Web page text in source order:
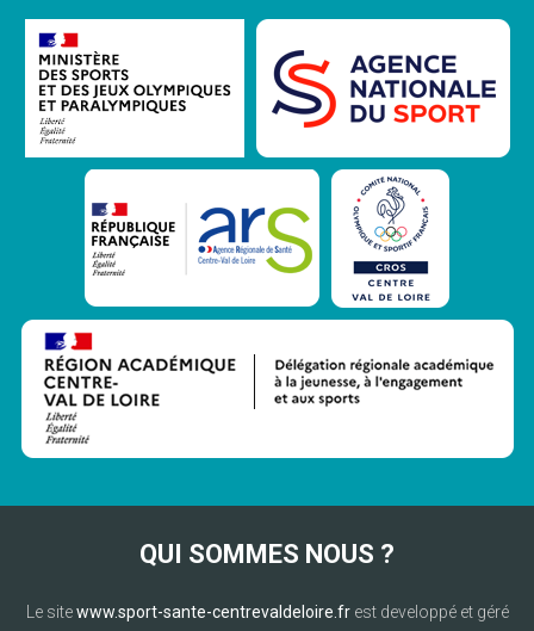
QUI SOMMES NOUS ?
Le sitewww.sport-sante-centrevaldeloire.frest developpé et géré